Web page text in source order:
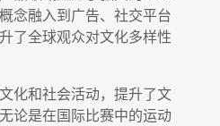
念融入到广告、社交平台
了全球观众对文化多样性
化和社会活动，提升了文
论是在国际比赛中的运动